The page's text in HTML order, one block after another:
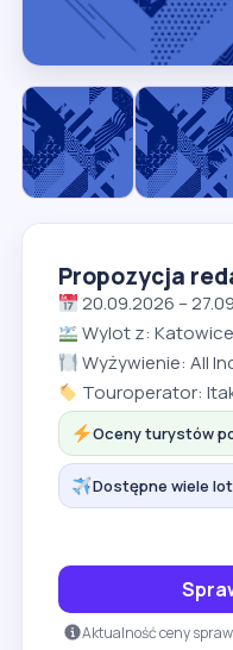
Propozycja
20.09.2026 –
Wylot z: Katowice
Wyżywienie: All
Touroperator:
Oceny turystów
Dostępne wiele
Aktualność ceny